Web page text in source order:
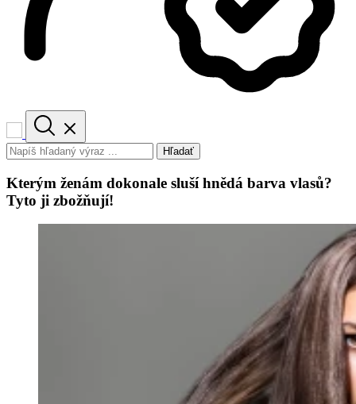
Hľadať
Kterým ženám dokonale sluší hnědá barva vlasů?
Tyto ji zbožňují!